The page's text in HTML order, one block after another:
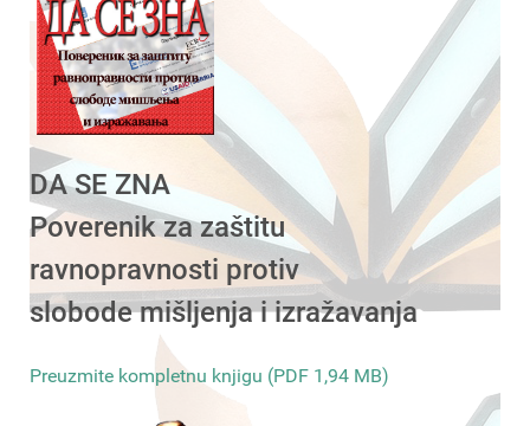
DA SE ZNA
Poverenik za zaštitu
ravnopravnosti protiv
slobode mišljenja i izražavanja
Preuzmite kompletnu knjigu (PDF 1,94 MB)